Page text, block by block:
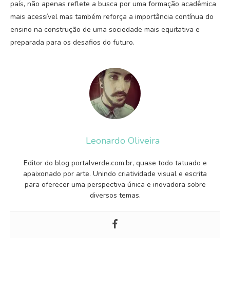
país, não apenas reflete a busca por uma formação acadêmica
mais acessível mas também reforça a importância contínua do
ensino na construção de uma sociedade mais equitativa e
preparada para os desafios do futuro.
Leonardo Oliveira
Editor do blog portalverde.com.br, quase todo tatuado e
apaixonado por arte. Unindo criatividade visual e escrita
para oferecer uma perspectiva única e inovadora sobre
diversos temas.